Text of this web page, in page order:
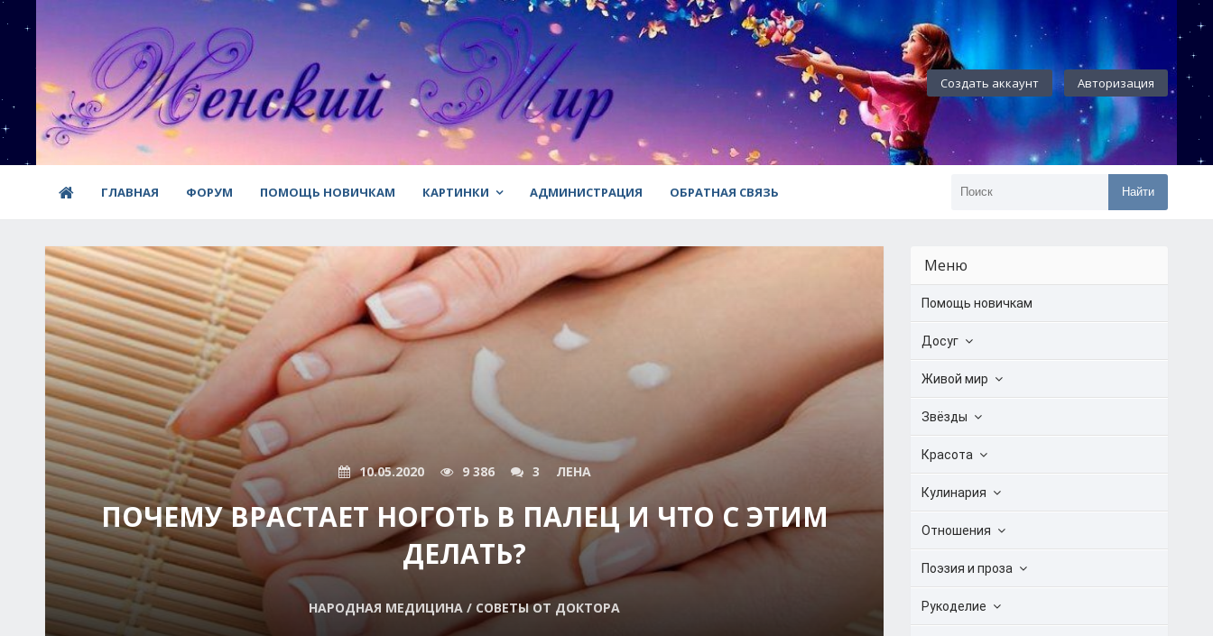
Создать аккаунт Авторизация
ГЛАВНАЯ ФОРУМ ПОМОЩЬ НОВИЧКАМ КАРТИНКИ АДМИНИСТРАЦИЯ ОБРАТНАЯ СВЯЗЬ Найти
10.05.2020 9 386 3 ЛЕНА
ПОЧЕМУ ВРАСТАЕТ НОГОТЬ В ПАЛЕЦ И ЧТО С ЭТИМ
ДЕЛАТЬ?
НАРОДНАЯ МЕДИЦИНА / СОВЕТЫ ОТ ДОКТОРА
Меню
Помощь новичкам
Досуг
Живой мир
Звёзды
Красота
Кулинария
Отношения
Поэзия и проза
Рукоделие